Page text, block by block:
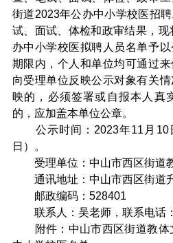
街道2023年公办中小学校医招
试、面试、体检和政审结果，
办中小学校医拟聘人员名单予
期限内，个人和单位均可通过来
向受理单位反映公示对象有关
映的，必须签署或自报本人真
的，应加盖本单位公章。
公示时间：2023年11月10
日）。
受理单位：中山市西区街道
通讯地址：中山市西区街道
邮政编码：528401
联系人：吴老师，联系电话：
附件：中山市西区街道教体